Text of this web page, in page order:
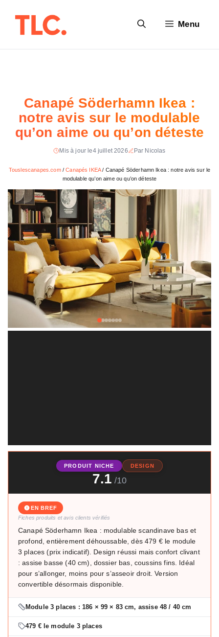
Menu
Canapé Söderhamn Ikea :
notre avis sur le modulable
qu’on aime ou qu’on déteste
Mis à jour le4 juillet 2026 Par Nicolas
Touslescanapes.com/Canapés IKEA/ Canapé Söderhamn Ikea : notre avis sur le
modulable qu’on aime ou qu’on déteste
PRODUIT NICHE DESIGN
7.1 /10
EN BREF
Fiches produits et avis clients vérifiés
Canapé Söderhamn Ikea : modulable scandinave bas et
profond, entièrement déhoussable, dès 479 € le module
3 places (prix indicatif). Design réussi mais confort clivant
: assise basse (40 cm), dossier bas, coussins fins. Idéal
pour s’allonger, moins pour s’asseoir droit. Version
convertible désormais disponible.
Module 3 places : 186 × 99 × 83 cm, assise 48 / 40 cm
479 € le module 3 places